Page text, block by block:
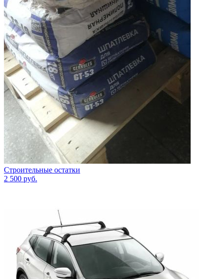
Строительные остатки
2 500 руб.